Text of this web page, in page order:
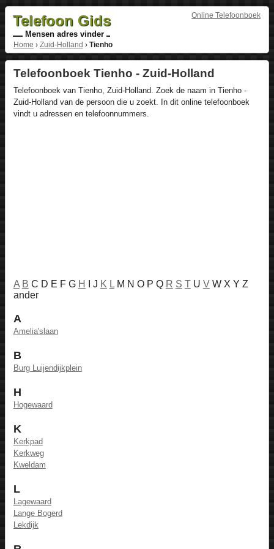
Online Telefoonboek
Telefoon Gids
Mensen adres vinder
Home › Zuid-Holland › Tienho
Telefoonboek Tienho - Zuid-Holland
Telefoonboek van Tienho, Zuid-Holland. Zoek de naam in Tienho -
Zuid-Holland van de persoon die u zoekt. In dit online telefoonboek
vindt u adressen en telefoonnummers.
A B C D E F G H I J K LM N O P Q R S T U V W X Y Z
ander
A
Amelia'slaan
B
Burg Luijendijkplein
H
Hogewaard
K
Kerkpad
Kerkweg
Kweldam
L
Lagewaard
Lange Bogerd
Lekdijk